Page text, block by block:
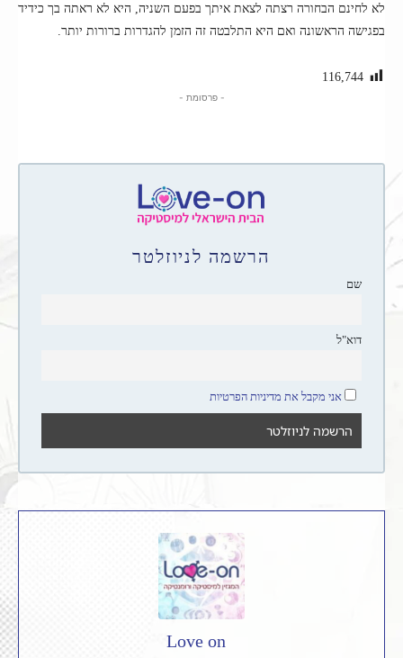
לא לחינם הבחורה רצתה לצאת איתך בפעם השניה, היא לא ראתה בך כידיד
בפגישה הראשונה ואם היא התלבטה זה הזמן להגדרות ברורות יותר.
116,744
- פרסומת -
הרשמה לניוזלטר
שם
דוא"ל
אני מקבל את מדיניות הפרטיות
Love on